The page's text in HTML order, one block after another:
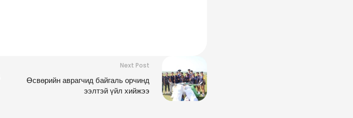
Next Post
Өсвөрийн аврагчид байгаль орчинд
ээлтэй үйл хийжээ